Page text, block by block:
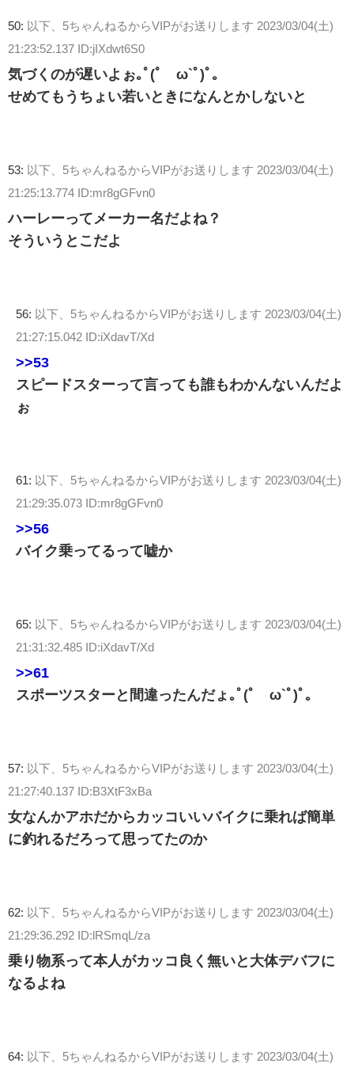
50: 以下、5ちゃんねるからVIPがお送りします 2023/03/04(土)
21:23:52.137 ID:jIXdwt6S0
気づくのが遅いよぉ｡ﾟ(ﾟ´ω`ﾟ)ﾟ｡
せめてもうちょい若いときになんとかしないと
53: 以下、5ちゃんねるからVIPがお送りします 2023/03/04(土)
21:25:13.774 ID:mr8gGFvn0
ハーレーってメーカー名だよね？
そういうとこだよ
56: 以下、5ちゃんねるからVIPがお送りします 2023/03/04(土)
21:27:15.042 ID:iXdavT/Xd
>>53
スピードスターって言っても誰もわかんないんだよ
ぉ
61: 以下、5ちゃんねるからVIPがお送りします 2023/03/04(土)
21:29:35.073 ID:mr8gGFvn0
>>56
バイク乗ってるって嘘か
65: 以下、5ちゃんねるからVIPがお送りします 2023/03/04(土)
21:31:32.485 ID:iXdavT/Xd
>>61
スポーツスターと間違ったんだょ｡ﾟ(ﾟ´ω`ﾟ)ﾟ｡
57: 以下、5ちゃんねるからVIPがお送りします 2023/03/04(土)
21:27:40.137 ID:B3XtF3xBa
女なんかアホだからカッコいいバイクに乗れば簡単
に釣れるだろって思ってたのか
62: 以下、5ちゃんねるからVIPがお送りします 2023/03/04(土)
21:29:36.292 ID:lRSmqL/za
乗り物系って本人がカッコ良く無いと大体デバフに
なるよね
64: 以下、5ちゃんねるからVIPがお送りします 2023/03/04(土)